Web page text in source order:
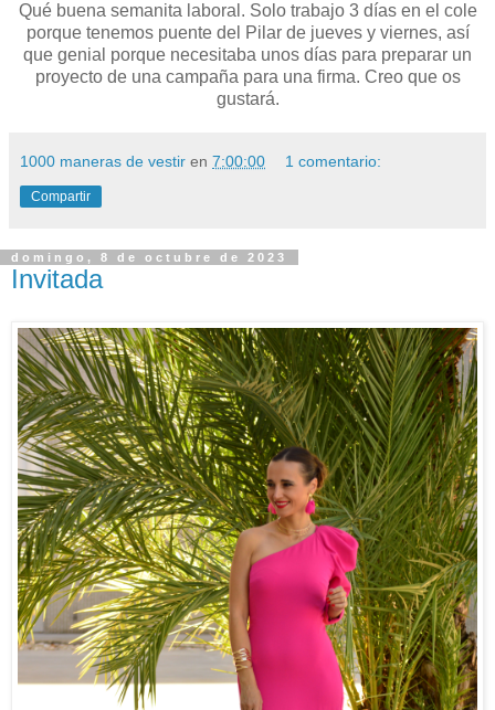
Qué buena semanita laboral. Solo trabajo 3 días en el cole
porque tenemos puente del Pilar de jueves y viernes, así
que genial porque necesitaba unos días para preparar un
proyecto de una campaña para una firma. Creo que os
gustará.
1000 maneras de vestir en 7:00:00 1 comentario:
Compartir
domingo, 8 de octubre de 2023
Invitada